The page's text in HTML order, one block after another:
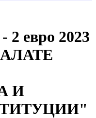
евро 2023
И